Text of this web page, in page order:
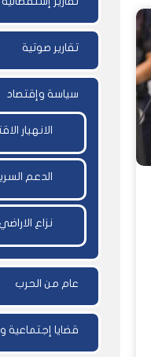
تقارير صوتية
سياسة وإقتصاد
الانهيار
الدعم
نزاع الاراضي
عام من الحرب
قضايا